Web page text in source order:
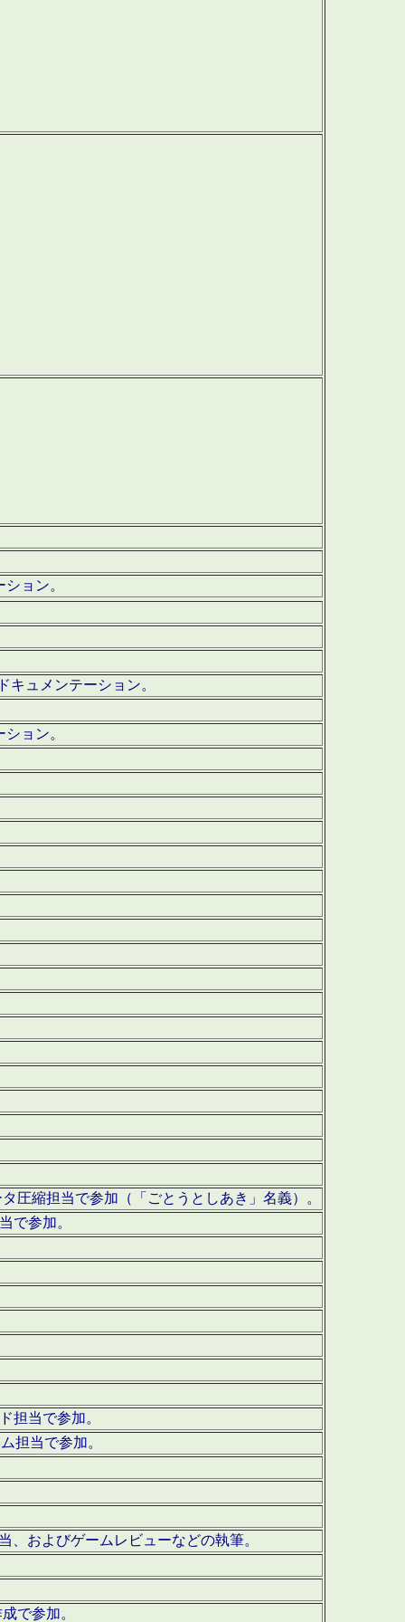
ョン。
キュメンテーション。
ョン。
圧縮担当で参加（「ごとうとしあき」名義）。
で参加。
担当で参加。
担当で参加。
、およびゲームレビューなどの執筆。
で参加。